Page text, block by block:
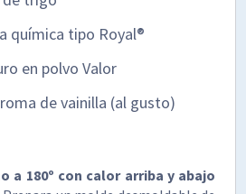
química tipo Royal®
en polvo Valor
de vainilla (al gusto)
a 180º con calor arriba y abajo